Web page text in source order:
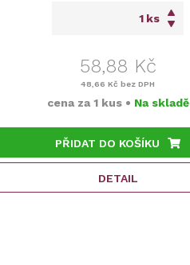
ks
58,88 Kč
48,66 Kč bez DPH
cena za 1 kus • Na skladě
PŘIDAT DO KOŠÍKU
DETAIL